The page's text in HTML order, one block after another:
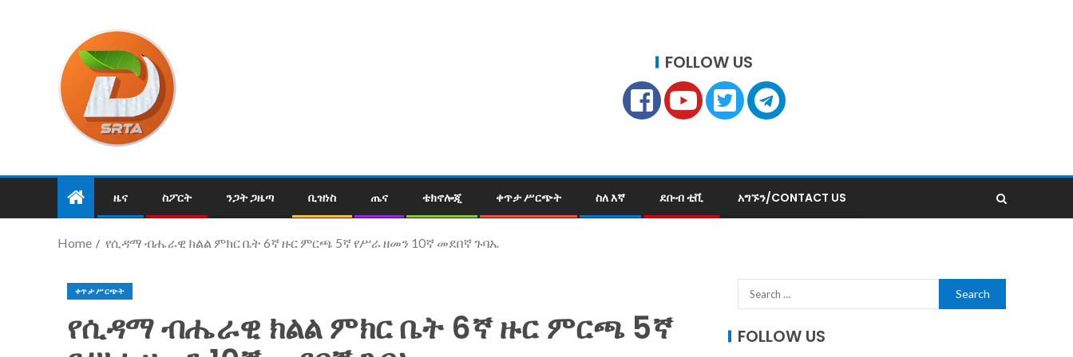
FOLLOW US
ዜና ስፖርት ንጋት ጋዜጣ ቢዝነስ ጤና ቴክኖሎጂ ቀጥታ ሥርጭት ስለ እኛ ደቡብ ቲቪ አግኙን/CONTACT US
Home የሲዳማ ብሔራዊ ክልል ምክር ቤት 6ኛ ዙር ምርጫ 5ኛ የሥራ ዘመን 10ኛ መደበኛ ጉባኤ
ቀጥታ ሥርጭት
የሲዳማ ብሔራዊ ክልል ምክር ቤት 6ኛ ዙር ምርጫ 5ኛ FOLLOW US